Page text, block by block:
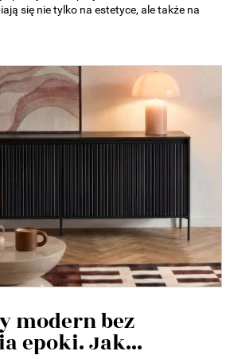
się nie tylko na estetyce, ale także na
modern bez
epoki. Jak...